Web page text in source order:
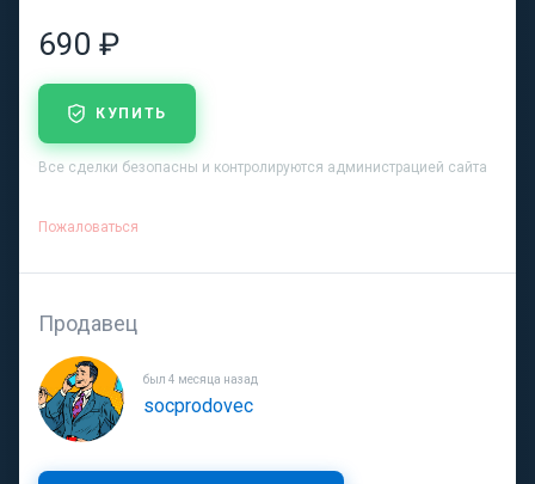
690 ₽
КУПИТЬ
Все сделки безопасны и контролируются администрацией сайта
Пожаловаться
Продавец
был 4 месяца назад
socprodovec